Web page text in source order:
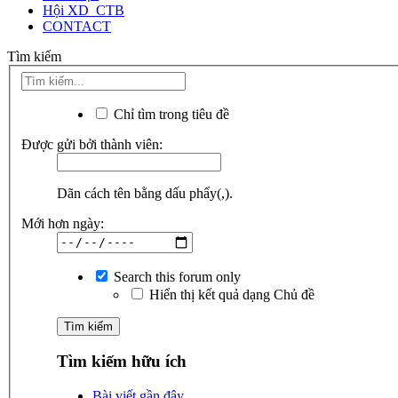
Hội XD_CTB
CONTACT
Tìm kiếm
Chỉ tìm trong tiêu đề
Được gửi bởi thành viên:
Dãn cách tên bằng dấu phẩy(,).
Mới hơn ngày:
Search this forum only
Hiển thị kết quả dạng Chủ đề
Tìm kiếm hữu ích